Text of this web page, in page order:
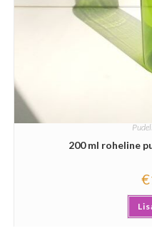
200 ml roheline
€